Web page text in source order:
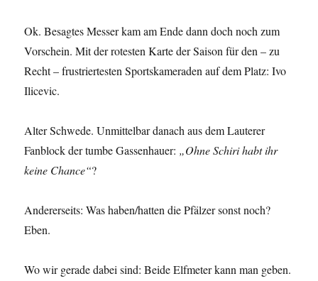
Ok. Besagtes Messer kam am Ende dann doch noch zum
Vorschein. Mit der rotesten Karte der Saison für den – zu
Recht – frustriertesten Sportskameraden auf dem Platz: Ivo
Ilicevic.
Alter Schwede. Unmittelbar danach aus dem Lauterer
Fanblock der tumbe Gassenhauer: „Ohne Schiri habt ihr
keine Chance“?
Andererseits: Was haben/hatten die Pfälzer sonst noch?
Eben.
Wo wir gerade dabei sind: Beide Elfmeter kann man geben.